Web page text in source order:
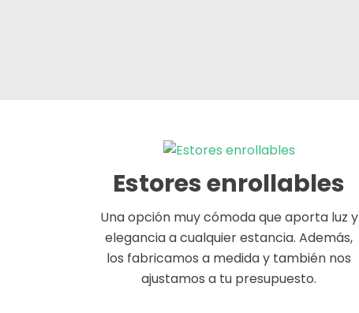
Estores enrollables
Una opción muy cómoda que aporta luz y
elegancia a cualquier estancia. Además,
los fabricamos a medida y también nos
ajustamos a tu presupuesto.